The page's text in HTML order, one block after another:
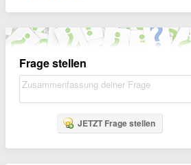
Frage stellen
JETZT Frage stellen